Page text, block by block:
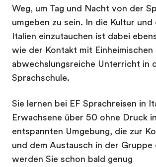
Weg, um Tag und Nacht von der
umgeben zu sein. In die Kultur und
Italien einzutauchen ist dabei
wie der Kontakt mit Einheimischen
abwechslungsreiche Unterricht in
Sprachschule.
Sie lernen bei EF Sprachreisen in
Erwachsene über 50 ohne Druck
entspannten Umgebung, die zur
und dem Austausch in der Gruppe
werden Sie schon bald genug